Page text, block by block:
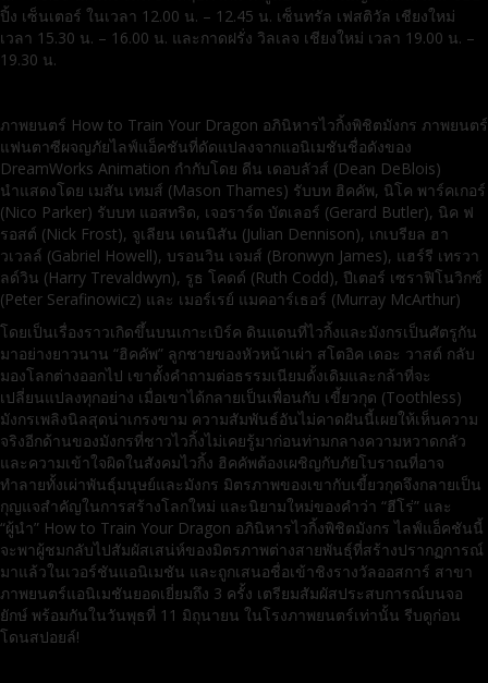
ปิ้ง เซ็นเตอร์ ในเวลา 12.00 น. – 12.45 น. เซ็นทรัล เฟสติวัล เชียงใหม่
เวลา 15.30 น. – 16.00 น. และกาดฝรั่ง วิลเลจ เชียงใหม่ เวลา 19.00 น. –
19.30 น.
ภาพยนตร์ How to Train Your Dragon อภินิหารไวกิ้งพิชิตมังกร ภาพยนตร์
แฟนตาซีผจญภัยไลฟ์แอ็คชันที่ดัดแปลงจากแอนิเมชันชื่อดังของ
DreamWorks Animation กำกับโดย ดีน เดอบลัวส์ (Dean DeBlois)
นำแสดงโดย เมสัน เทมส์ (Mason Thames) รับบท ฮิคคัพ, นิโค พาร์คเกอร์
(Nico Parker) รับบท แอสทริด, เจอราร์ด บัตเลอร์ (Gerard Butler), นิค ฟ
รอสต์ (Nick Frost), จูเลียน เดนนิสัน (Julian Dennison), เกเบรียล ฮา
วเวลล์ (Gabriel Howell), บรอนวิน เจมส์ (Bronwyn James), แฮร์รี เทรวา
ลด์วิน (Harry Trevaldwyn), รูธ โคดด์ (Ruth Codd), ปีเตอร์ เซราฟิโนวิกซ์
(Peter Serafinowicz) และ เมอร์เรย์ แมคอาร์เธอร์ (Murray McArthur)
โดยเป็นเรื่องราวเกิดขึ้นบนเกาะเบิร์ค ดินแดนที่ไวกิ้งและมังกรเป็นศัตรูกัน
มาอย่างยาวนาน “ฮิคคัพ” ลูกชายของหัวหน้าเผ่า สโตอิค เดอะ วาสต์ กลับ
มองโลกต่างออกไป เขาตั้งคำถามต่อธรรมเนียมดั้งเดิมและกล้าที่จะ
เปลี่ยนแปลงทุกอย่าง เมื่อเขาได้กลายเป็นเพื่อนกับ เขี้ยวกุด (Toothless)
มังกรเพลิงนิลสุดน่าเกรงขาม ความสัมพันธ์อันไม่คาดฝันนี้เผยให้เห็นความ
จริงอีกด้านของมังกรที่ชาวไวกิ้งไม่เคยรู้มาก่อนท่ามกลางความหวาดกลัว
และความเข้าใจผิดในสังคมไวกิ้ง ฮิคคัพต้องเผชิญกับภัยโบราณที่อาจ
ทำลายทั้งเผ่าพันธุ์มนุษย์และมังกร มิตรภาพของเขากับเขี้ยวกุดจึงกลายเป็น
กุญแจสำคัญในการสร้างโลกใหม่ และนิยามใหม่ของคำว่า “ฮีโร่” และ
“ผู้นำ” How to Train Your Dragon อภินิหารไวกิ้งพิชิตมังกร ไลฟ์แอ็คชันนี้
จะพาผู้ชมกลับไปสัมผัสเสน่ห์ของมิตรภาพต่างสายพันธุ์ที่สร้างปรากฏการณ์
มาแล้วในเวอร์ชันแอนิเมชัน และถูกเสนอชื่อเข้าชิงรางวัลออสการ์ สาขา
ภาพยนตร์แอนิเมชันยอดเยี่ยมถึง 3 ครั้ง เตรียมสัมผัสประสบการณ์บนจอ
ยักษ์ พร้อมกันในวันพุธที่ 11 มิถุนายน ในโรงภาพยนตร์เท่านั้น รีบดูก่อน
โดนสปอยล์!